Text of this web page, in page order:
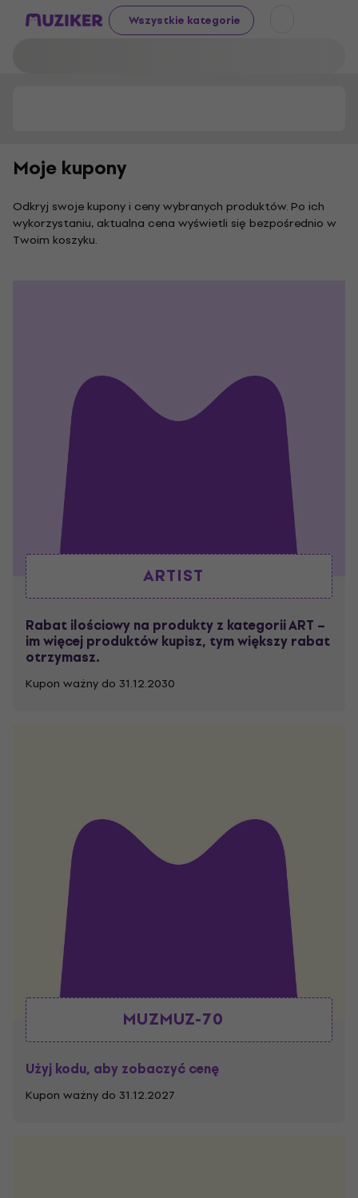
Wszystkie kategorie
Moje kupony
Odkryj swoje kupony i ceny wybranych produktów. Po ich
wykorzystaniu, aktualna cena wyświetli się bezpośrednio w
Twoim koszyku.
ARTIST
Rabat ilościowy na produkty z kategorii ART –
im więcej produktów kupisz, tym większy rabat
otrzymasz.
Kupon ważny do 31.12.2030
MUZMUZ-70
Użyj kodu, aby zobaczyć cenę
Kupon ważny do 31.12.2027